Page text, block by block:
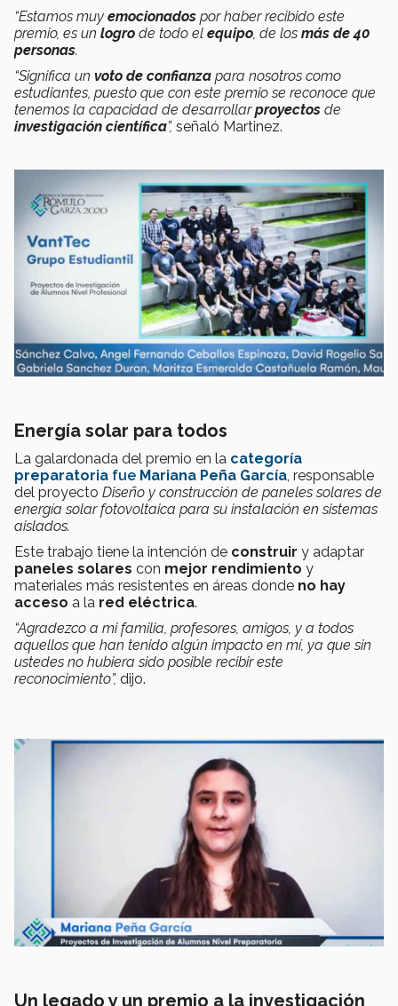
“Estamos muy emocionados por haber recibido este
premio, es un logro de todo el equipo , de los más de 40
personas.
“Significa un voto de confianza para nosotros como
estudiantes, puesto que con este premio se reconoce que
tenemos la capacidad de desarrollarproyectos de
investigación científica”, señaló Martinez.
Energía solar para todos
La galardonada del premio en la categoría
preparatoria fue Mariana Peña García, responsable
del proyecto Diseño y construcción de paneles solares de
energía solar fotovoltaica para su instalación en sistemas
aislados.
Este trabajo tiene la intención de construir y adaptar
paneles solares con mejor rendimiento y
materiales más resistentes en áreas donde no hay
acceso a la red eléctrica.
“Agradezco a mi familia, profesores, amigos, y a todos
aquellos que han tenido algún impacto en mí, ya que sin
ustedes no hubiera sido posible recibir este
reconocimiento”, dijo.
Un legado y un premio a la investigación